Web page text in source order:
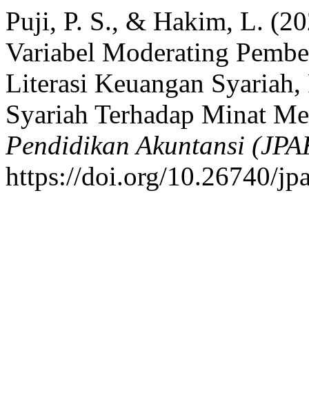
Puji, P. S., & Hakim, L.
Variabel Moderating
Literasi Keuangan
Syariah Terhadap Minat
Pendidikan Akuntansi
https://doi.org/10.26740/